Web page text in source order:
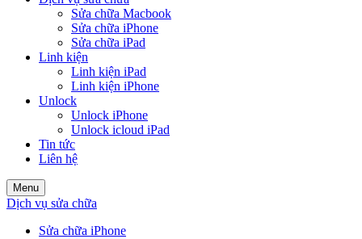
Sửa chữa Macbook
Sửa chữa iPhone
Sửa chữa iPad
Linh kiện
Linh kiện iPad
Linh kiện iPhone
Unlock
Unlock iPhone
Unlock icloud iPad
Tin tức
Liên hệ
Menu
Dịch vụ sửa chữa
Sửa chữa iPhone